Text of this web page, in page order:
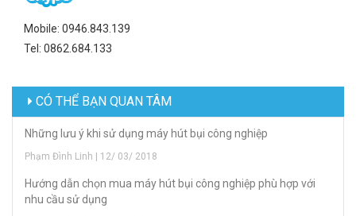
Mobile: 0946.843.139
Tel: 0862.684.133
CÓ THỂ BẠN QUAN TÂM
Những lưu ý khi sử dụng máy hút bụi công nghiệp
Phạm Đình Linh | 12/ 03/ 2018
Hướng dẫn chọn mua máy hút bụi công nghiệp phù hợp với
nhu cầu sử dụng